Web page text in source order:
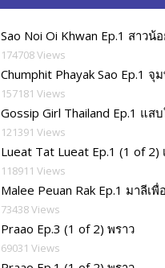
Sao Noi Oi Khwan Ep.1 สาวน้
174708 Views
Chumphit Phayak Sao Ep.1
157181 Views
Gossip Girl Thailand Ep.1 แส
121391 Views
Lueat Tat Lueat Ep.1 (1 of 2)
118911 Views
Malee Peuan Rak Ep.1 มาลีเ
73438 Views
Praao Ep.3 (1 of 2) พราว
69031 Views